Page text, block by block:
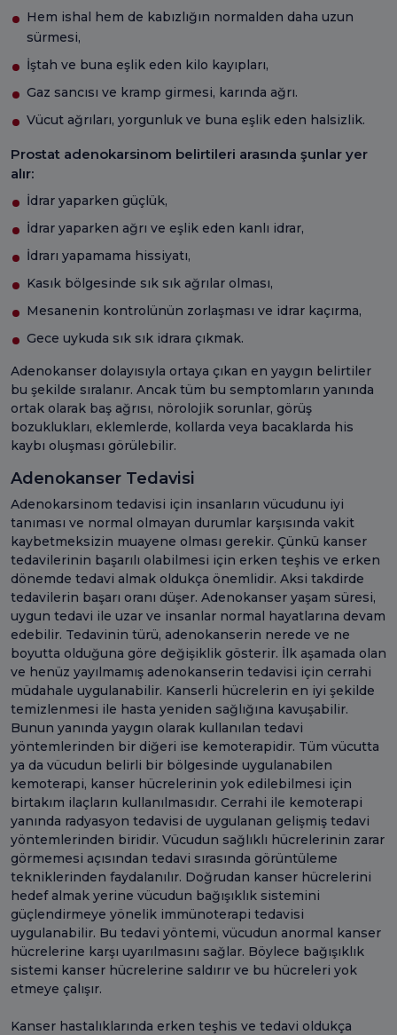
Hem ishal hem de kabızlığın normalden daha uzun
sürmesi,
İştah ve buna eşlik eden kilo kayıpları,
Gaz sancısı ve kramp girmesi, karında ağrı.
Vücut ağrıları, yorgunluk ve buna eşlik eden halsizlik.
Prostat adenokarsinom belirtileri arasında şunlar yer
alır:
İdrar yaparken güçlük,
İdrar yaparken ağrı ve eşlik eden kanlı idrar,
İdrarı yapamama hissiyatı,
Kasık bölgesinde sık sık ağrılar olması,
Mesanenin kontrolünün zorlaşması ve idrar kaçırma,
Gece uykuda sık sık idrara çıkmak.
Adenokanser dolayısıyla ortaya çıkan en yaygın belirtiler
bu şekilde sıralanır. Ancak tüm bu semptomların yanında
ortak olarak baş ağrısı, nörolojik sorunlar, görüş
bozuklukları, eklemlerde, kollarda veya bacaklarda his
kaybı oluşması görülebilir.
Adenokanser Tedavisi
Adenokarsinom tedavisi için insanların vücudunu iyi
tanıması ve normal olmayan durumlar karşısında vakit
kaybetmeksizin muayene olması gerekir. Çünkü kanser
tedavilerinin başarılı olabilmesi için erken teşhis ve erken
dönemde tedavi almak oldukça önemlidir. Aksi takdirde
tedavilerin başarı oranı düşer. Adenokanser yaşam süresi,
uygun tedavi ile uzar ve insanlar normal hayatlarına devam
edebilir. Tedavinin türü, adenokanserin nerede ve ne
boyutta olduğuna göre değişiklik gösterir. İlk aşamada olan
ve henüz yayılmamış adenokanserin tedavisi için cerrahi
müdahale uygulanabilir. Kanserli hücrelerin en iyi şekilde
temizlenmesi ile hasta yeniden sağlığına kavuşabilir.
Bunun yanında yaygın olarak kullanılan tedavi
yöntemlerinden bir diğeri ise kemoterapidir. Tüm vücutta
ya da vücudun belirli bir bölgesinde uygulanabilen
kemoterapi, kanser hücrelerinin yok edilebilmesi için
birtakım ilaçların kullanılmasıdır. Cerrahi ile kemoterapi
yanında radyasyon tedavisi de uygulanan gelişmiş tedavi
yöntemlerinden biridir. Vücudun sağlıklı hücrelerinin zarar
görmemesi açısından tedavi sırasında görüntüleme
tekniklerinden faydalanılır. Doğrudan kanser hücrelerini
hedef almak yerine vücudun bağışıklık sistemini
güçlendirmeye yönelik immünoterapi tedavisi
uygulanabilir. Bu tedavi yöntemi, vücudun anormal kanser
hücrelerine karşı uyarılmasını sağlar. Böylece bağışıklık
sistemi kanser hücrelerine saldırır ve bu hücreleri yok
etmeye çalışır.
Kanser hastalıklarında erken teşhis ve tedavi oldukça